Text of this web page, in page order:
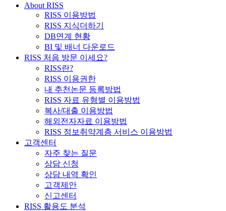
About RISS
RISS 이용방법
RISS 지식더하기
DB연계 현황
BI 및 배너 다운로드
RISS 처음 방문 이세요?
RISS란?
RISS 이용권한
내 추천논문 등록방법
RISS 자료 유형별 이용방법
복사/대출 이용방법
해외전자자료 이용방법
RISS 정보취약계층 서비스 이용방법
고객센터
자주 찾는 질문
상담 신청
상담 내역 확인
고객제안
신고센터
RISS 활용도 분석